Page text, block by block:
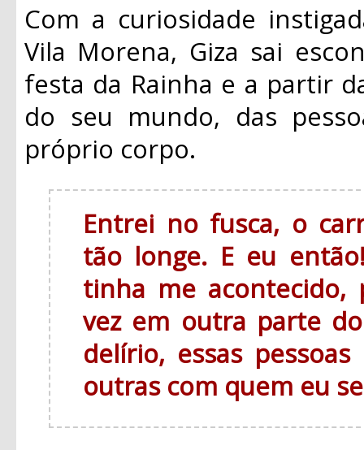
Com a curiosidade
Vila Morena, Giza sai
festa da Rainha e a partir
do seu mundo, das
próprio corpo.
Entrei no fusca, o
tão longe. E eu
tinha me acontecido,
vez em outra parte
delírio, essas
outras com quem eu